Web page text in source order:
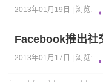
2013年01月19日 | 浏览:
Facebook推出社
2013年01月17日 | 浏览: